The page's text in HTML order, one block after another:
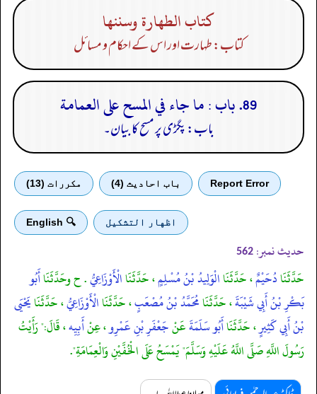
كتاب الطهارة وسننها
کتاب: طہارت اور اس کے احکام و مسائل
89. باب : ما جاء في المسح على العمامة
باب: پگڑی پر مسح کا بیان۔
Report Error باب احادیث (4) مكررات (13)
اظهار التشكيل 🔍 English
حدیث نمبر: 562
حَدَّثَنَادُحَيْمٌ، حَدَّثَنَاالْوَلِيدُ بْنُ مُسْلِمٍ، حَدَّثَنَاالْأَوْزَاعِيُّ. ح وحَدَّثَنَاأَبُو
بَكْرِ بْنُ أَبِي شَيْبَةَ، حَدَّثَنَامُحَمَّدُ بْنُ مُصْعَبٍ، حَدَّثَنَاالْأَوْزَاعِيُّ، حَدَّثَنَايَحْيَى
بْنُ أَبِي كَثِيرٍ، حَدَّثَنَاأَبُو سَلَمَةَعَنْجَعْفَرِ بْنِ عَمْرِو، عِنْأَبِيِه، قَالَ:" رَأَيْتُ
رَسُولَ اللَّهِ صَلَّى اللَّهُ عَلَيْهِ وَسَلَّمَ" يَمْسَحُ عَلَى الْخُفَّيْنِ وَالْعِمَامَةِ".